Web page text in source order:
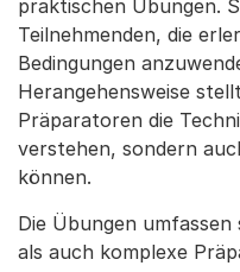
praktischen Übungen.
Teilnehmenden, die
Bedingungen
Herangehensweise
Präparatoren die
verstehen, sondern
können.
Die Übungen
als auch komplexe